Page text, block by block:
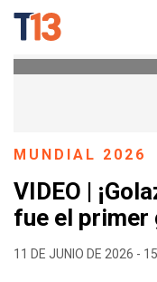
MUNDIAL 2026
VIDEO |
fue el primer
11 DE JUNIO DE 2026 -